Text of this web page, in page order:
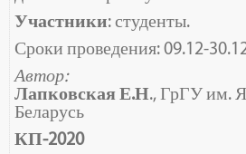
Участники: студенты.
Сроки проведения: 09.12-
Автор:
Лапковская Е.Н.,ГрГУ им.
Беларусь
КП-2020